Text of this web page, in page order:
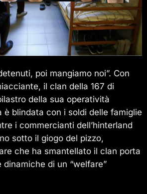
poi mangiamo noi”. Con
il clan della 167 di
della sua operatività
è blindata con i soldi delle famiglie
i commercianti dell’hinterland
sotto il giogo del pizzo,
che ha smantellato il clan porta
di un “welfare”